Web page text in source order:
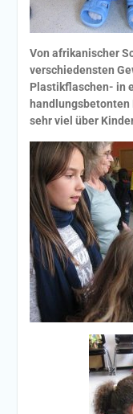
Von afrikanischer
verschiedensten
Plastikflaschen- in
handlungsbetonten
sehr viel über